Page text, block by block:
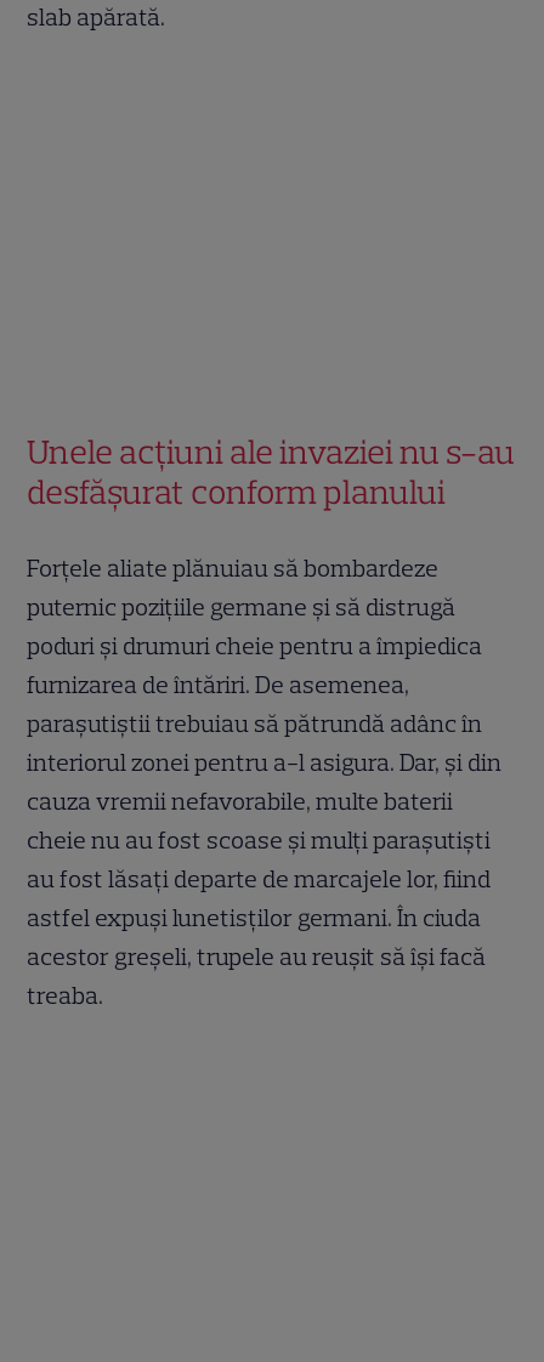
slab apărată.
Unele acțiuni ale invaziei nu s-au
desfășurat conform planului
Forțele aliate plănuiau să bombardeze
puternic pozițiile germane și să distrugă
poduri și drumuri cheie pentru a împiedica
furnizarea de întăriri. De asemenea,
parașutiștii trebuiau să pătrundă adânc în
interiorul zonei pentru a-l asigura. Dar, și din
cauza vremii nefavorabile, multe baterii
cheie nu au fost scoase și mulți parașutiști
au fost lăsați departe de marcajele lor, fiind
astfel expuși lunetisților germani. În ciuda
acestor greșeli, trupele au reușit să își facă
treaba.